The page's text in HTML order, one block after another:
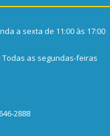
a sexta de 11:00 às 17:00
as segundas-feiras
2888